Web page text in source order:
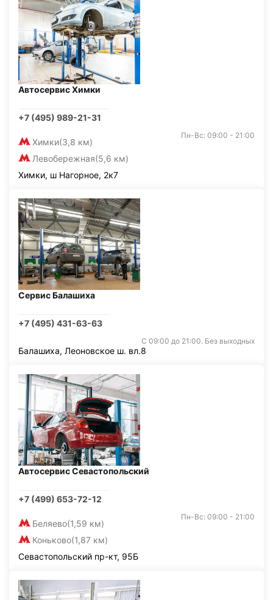
Автосервис Химки
+7 (495) 989-21-31
Химки(3,8 км)
Левобережная(5,6 км)
Пн-Вс: 09:00 - 21:00
Химки, ш Нагорное, 2к7
Сервис Балашиха
+7 (495) 431-63-63
С 09:00 до 21:00. Без выходных
Балашиха, Леоновское ш. вл.8
Автосервис Севастопольский
+7 (499) 653-72-12
Беляево(1,59 км)
Коньково(1,87 км)
Пн-Вс: 09:00 - 21:00
Севастопольский пр-кт, 95Б